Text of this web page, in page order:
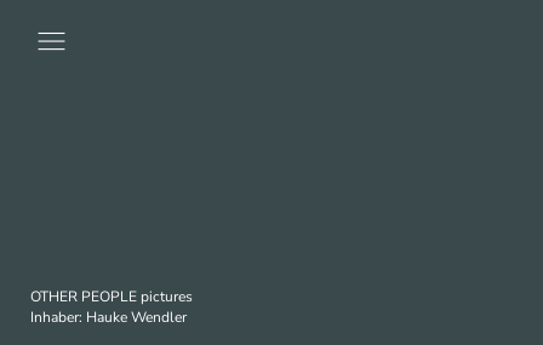
OTHER PEOPLE pictures
Inhaber: Hauke Wendler